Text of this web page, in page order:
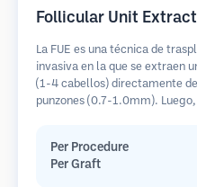
Follicular Unit
La FUE es una técnica de
invasiva en la que se extraen
(1-4 cabellos) directamente
punzones (0.7-1.0mm).
en comparación con los
Per Procedure
Per Graft